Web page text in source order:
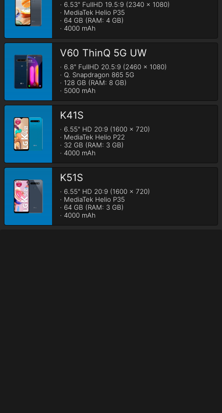
· 6.53" FullHD 19.5:9 (2340 x 1080)
· MediaTek Helio P35
· 64 GB (RAM: 4 GB)
· 4000 mAh
V60 ThinQ 5G UW
· 6.8" FullHD 20.5:9 (2460 x 1080)
· Q. Snapdragon 865 5G
· 128 GB (RAM: 8 GB)
· 5000 mAh
K41S
· 6.55" HD 20:9 (1600 x 720)
· MediaTek Helio P22
· 32 GB (RAM: 3 GB)
· 4000 mAh
K51S
· 6.55" HD 20:9 (1600 x 720)
· MediaTek Helio P35
· 64 GB (RAM: 3 GB)
· 4000 mAh